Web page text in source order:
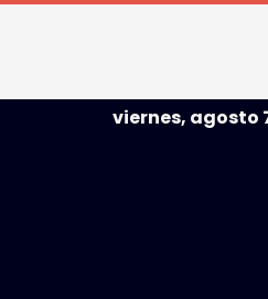
viernes, agosto